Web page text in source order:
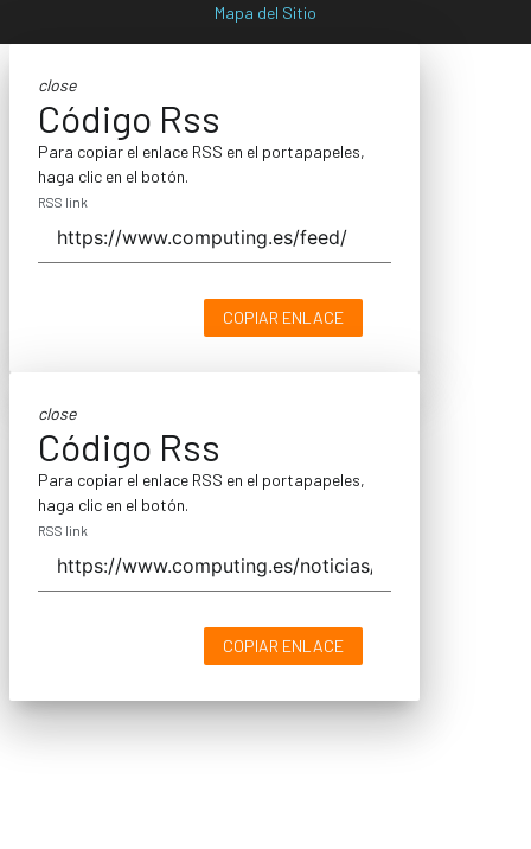
Mapa del Sitio
close
Código Rss
Para copiar el enlace RSS en el portapapeles,
haga clic en el botón.
RSS link
COPIAR ENLACE
close
Código Rss
Para copiar el enlace RSS en el portapapeles,
haga clic en el botón.
RSS link
COPIAR ENLACE